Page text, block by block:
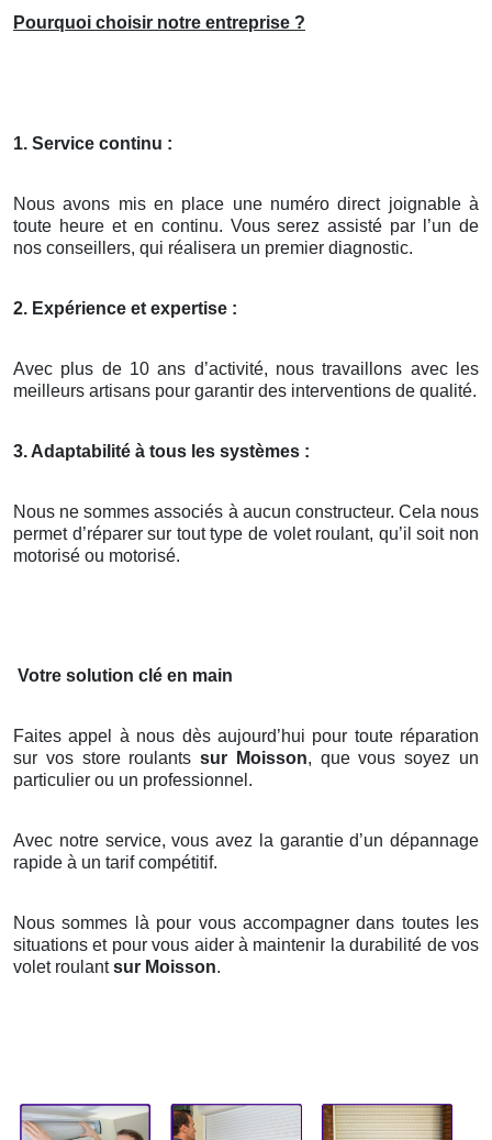
Pourquoi choisir notre entreprise ?
1. Service continu :
Nous avons mis en place une numéro direct joignable à
toute heure et en continu. Vous serez assisté par l’un de
nos conseillers, qui réalisera un premier diagnostic.
2. Expérience et expertise :
Avec plus de 10 ans d’activité, nous travaillons avec les
meilleurs artisans pour garantir des interventions de qualité.
3. Adaptabilité à tous les systèmes :
Nous ne sommes associés à aucun constructeur. Cela nous
permet d’réparer sur tout type de volet roulant, qu’il soit non
motorisé ou motorisé.
Votre solution clé en main
Faites appel à nous dès aujourd’hui pour toute réparation
sur vos store roulantssur Moisson, que vous soyez un
particulier ou un professionnel.
Avec notre service, vous avez la garantie d’un dépannage
rapide à un tarif compétitif.
Nous sommes là pour vous accompagner dans toutes les
situations et pour vous aider à maintenir la durabilité de vos
volet roulantsur Moisson.